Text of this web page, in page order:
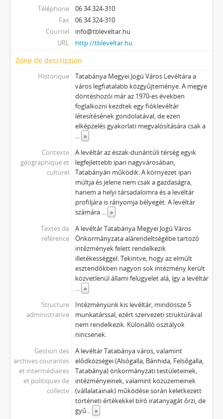
Téléphone
06 34 324-310
Fax
06 34 324-310
Courriel
info@tbleveltar.hu
URL
http://tbleveltar.hu
Zone de description
Historique
Tatabánya Megyei Jogú Város Levéltára a
város legfiatalabb közgyűjteménye. A megye
döntéshozói már az 1970-es években
foglalkozni kezdtek egy fióklevéltár
létesítésének gondolatával, de ezen
elképzelés gyakorlati megvalósítására csak a
... »
Contexte
géographique et
culturel
A levéltár az észak-dunántúli térség egyik
legfejlettebb ipari nagyvárosában,
Tatabányán működik. A környezet ipari
múltja és jelene nem csak a gazdaságra,
hanem a helyi társadalomra és a levéltár
profiljára is rányomja bélyegét. A levéltár
számára ... »
Textes de
référence
A levéltár Tatabánya Megyei Jogú Város
Önkormányzata alárendeltségébe tartozó
intézmények felett rendelkezik
illetékességgel. Tekintve, hogy az elmúlt
esztendőkben nagyon sok intézmény került
közvetlenül állami felügyelet alá, így a levéltár
... »
Structure
administrative
Intézményünk kis levéltár, mindössze 5
munkatárssal, ezért szervezeti struktúrával
nem rendelkezik. Különálló osztályok
nincsenek.
Gestion des
archives courantes
et intermédiaires
et politiques de
collecte
A levéltár Tatabánya város, valamint
elődközségei (Alsógalla, Bánhida, Felsőgalla,
Tatabánya) önkormányzati testületeinek,
intézményeinek, valamint közüzemeinek
(vállalatainak) működése során keletkezett
történeti értékekkel bíró iratanyagát őrzi, de
gyű... »